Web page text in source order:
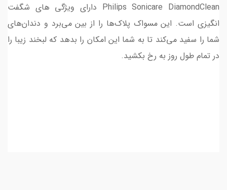
Philips Sonicare DiamondClean دارای ویژگی های شگفت
انگیزی است. این مسواک پلاک‌ها را از بین می‌برد و دندان‌های
شما را سفید می‌کند تا به شما این امکان را بدهد که لبخند زیبا را
در تمام طول روز به رخ بکشید.